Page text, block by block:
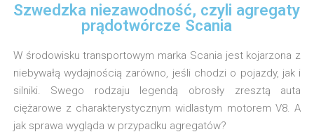
Szwedzka niezawodność, czyli agregaty
prądotwórcze Scania
W środowisku transportowym marka Scania jest kojarzona z
niebywałą wydajnością zarówno, jeśli chodzi o pojazdy, jak i
silniki. Swego rodzaju legendą obrosły zresztą auta
ciężarowe z charakterystycznym widlastym motorem V8. A
jak sprawa wygląda w przypadku agregatów?